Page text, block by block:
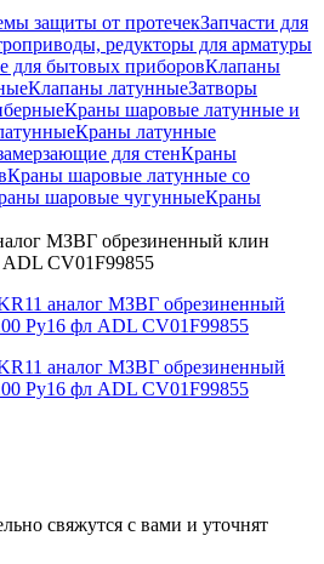
защиты от протечекЗапчасти для
редукторы для арматуры
для бытовых приборовКлапаны
Клапаны латунныеЗатворы
Краны шаровые латунные и
Краны латунные
для стенКраны
Краны шаровые латунные со
шаровые чугунныеКраны
МЗВГ обрезиненный клин
CV01F99855
свяжутся с вами и уточнят